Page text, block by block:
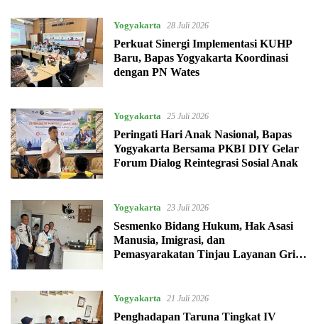
Yogyakarta 28 Juli 2026
Perkuat Sinergi Implementasi KUHP
Baru, Bapas Yogyakarta Koordinasi
dengan PN Wates
Yogyakarta 25 Juli 2026
Peringati Hari Anak Nasional, Bapas
Yogyakarta Bersama PKBI DIY Gelar
Forum Dialog Reintegrasi Sosial Anak
Yogyakarta 23 Juli 2026
Sesmenko Bidang Hukum, Hak Asasi
Manusia, Imigrasi, dan
Pemasyarakatan Tinjau Layanan Griya
Pemasyarakatan
Yogyakarta 21 Juli 2026
Penghadapan Taruna Tingkat IV